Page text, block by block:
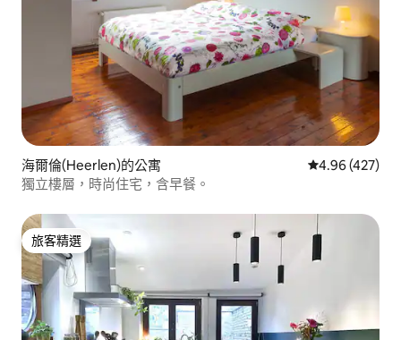
海爾倫(Heerlen)的公寓 從 427 則評價
4.96 (427)
獨立樓層，時尚住宅，含早餐。
旅客精選
旅客精選